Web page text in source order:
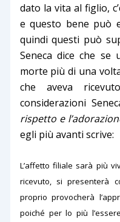
dato la vita al figlio,
e questo bene può
quindi questi può
Seneca dice che
morte più di una
che aveva
considerazioni
rispetto e
egli più avanti scrive:
L’affetto filiale sarà più
ricevuto,
si presenterà
proprio provocherà l’
poiché perlo più l’